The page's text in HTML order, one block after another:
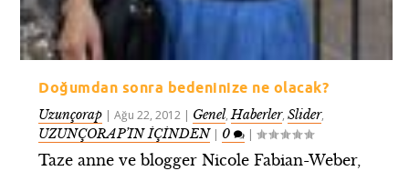
Doğumdan sonra bedeninize ne olacak?
Uzunçorap |Ağu 22, 2012 | Genel,Haberler,Slider,
UZUNÇORAP’IN İÇİNDEN| 0 |
Taze anne ve blogger Nicole Fabian-Weber,